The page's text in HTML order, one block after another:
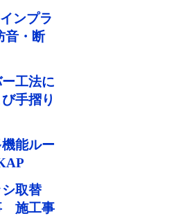
ンプラ
音・断
工法に
手摺り
能ルー
シ取替
施工事